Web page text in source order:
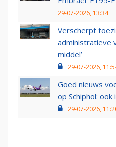
29-07-2026, 13:34
Verscherpt
administratieve
middel’
29-07-2026,
Goed nieuws
op Schiphol:
29-07-2026,